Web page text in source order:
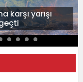
karşı yarışı